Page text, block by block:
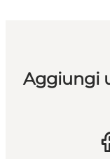
Aggiungi